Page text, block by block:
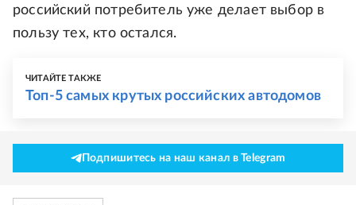
российский потребитель уже делает выбор в
пользу тех, кто остался.
ЧИТАЙТЕ ТАКЖЕ
Топ-5 самых крутых российских автодомов
Подпишитесь на наш канал в Telegram